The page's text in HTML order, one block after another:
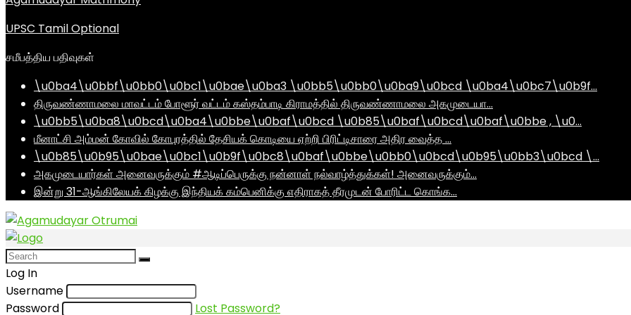
UPSC Tamil Optional
சமீபத்திய பதிவுகள்
\u0ba4\u0bbf\u0bb0\u0bc1\u0bae\u0ba3 \u0bb5\u0bb0\u0ba9\u0bcd \u0ba4\u0bc7\u0b9f…
திருவண்ணாமலை மாவட்டம் போளூர் வட்டம் கஸ்தம்பாடி கிராமத்தில் திருவண்ணாமலை அகமுடையா…
\u0bb5\u0ba8\u0bcd\u0ba4\u0bbe\u0baf\u0bcd \u0b85\u0baf\u0bcd\u0baf\u0bbe , \u0…
மீனாட்சி அம்மன் கோவில் கோபுரத்தில் தேசியக் கொடியை ஏற்றி பிரிட்டிசாரை அதிர வைத்த …
\u0b85\u0b95\u0bae\u0bc1\u0b9f\u0bc8\u0baf\u0bbe\u0bb0\u0bcd\u0b95\u0bb3\u0bcd \…
அகமுடையார்கள் அனைவருக்கும் #ஆடிப்பெருக்கு நன்னாள் நல்வாழ்த்துக்கள்! அனைவருக்கும்…
இன்று 31-ஆங்கிலேயக் கிழக்கு இந்தியக் கம்பெனிக்கு எதிராகத் தீரமுடன் போரிட்ட கொங்க…
Log In
Username
Password
Lost Password?